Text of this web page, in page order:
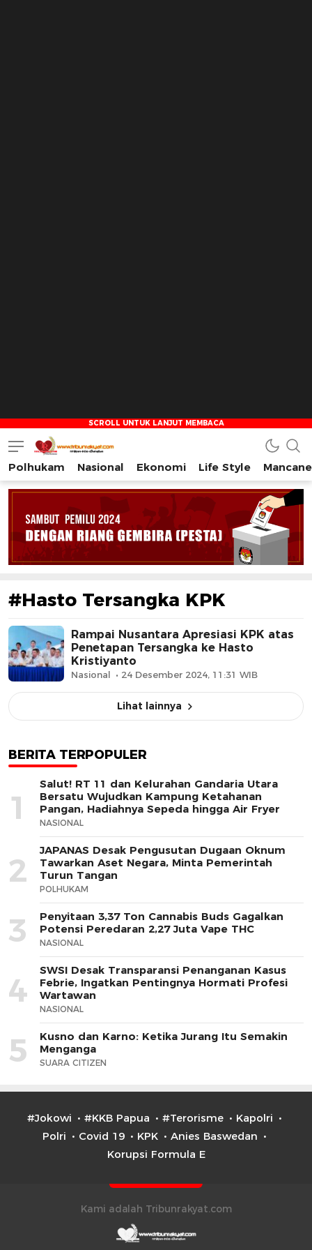
Tribun Rakyat
Tulus – Terdepan – Diharapkan
Polhukam Nasional Ekonomi Life Style
#Hasto Tersangka KPK
Rampai Nusantara Apresiasi KPK atas
Penetapan Tersangka ke Hasto
Kristiyanto
Nasional 24 Desember 2024, 11:31 WIB
Lihat lainnya
BERITA TERPOPULER
1
Salut! RT 11 dan Kelurahan Gandaria Utara
Bersatu Wujudkan Kampung Ketahanan
Pangan, Hadiahnya Sepeda hingga Air Fryer
NASIONAL
2
JAPANAS Desak Pengusutan Dugaan Oknum
Tawarkan Aset Negara, Minta Pemerintah
Turun Tangan
POLHUKAM
3
Penyitaan 3,37 Ton Cannabis Buds Gagalkan
Potensi Peredaran 2,27 Juta Vape THC
NASIONAL
4
SWSI Desak Transparansi Penanganan Kasus
Febrie, Ingatkan Pentingnya Hormati Profesi
Wartawan
NASIONAL
5
Kusno dan Karno: Ketika Jurang Itu Semakin
Menganga
SUARA CITIZEN
#Jokowi #KKB Papua #Terorisme
Kapolri
Polri
Covid 19 KPK
Anies Baswedan
Korupsi Formula E
Kami adalah Tribunrakyat.com